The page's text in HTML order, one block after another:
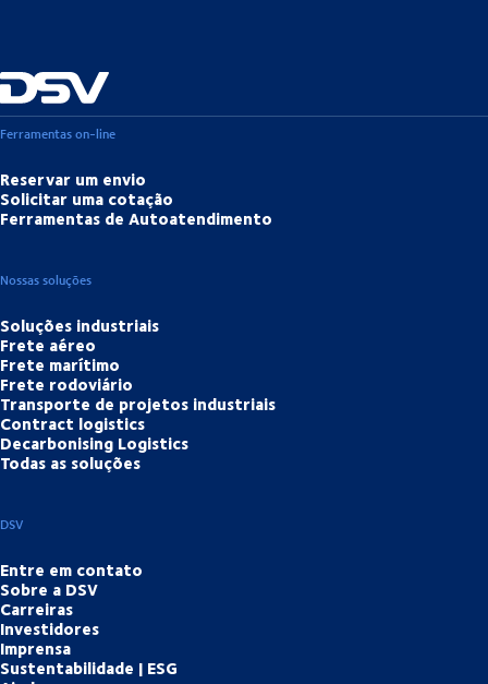
Ferramentas on-line
Reservar um envio
Solicitar uma cotação
Ferramentas de Autoatendimento
Nossas soluções
Soluções industriais
Frete aéreo
Frete marítimo
Frete rodoviário
Transporte de projetos industriais
Contract logistics
Decarbonising Logistics
Todas as soluções
DSV
Entre em contato
Sobre a DSV
Carreiras
Investidores
Imprensa
Sustentabilidade | ESG